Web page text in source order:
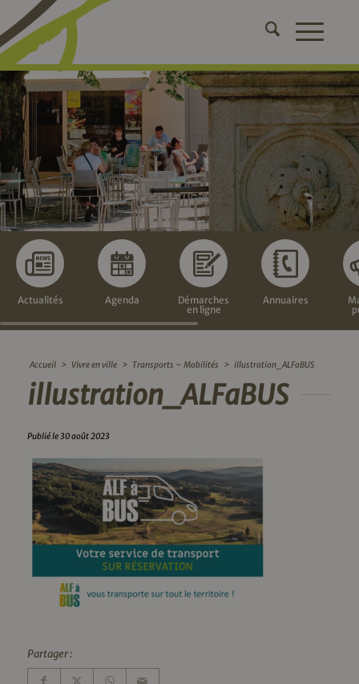
Actualités Agenda
Démarches
en ligne
Annuaires
Accueil > Vivre en ville > Transports – Mobilités > illustration_ALFaBUS
illustration_ALFaBUS
Publié le 30 août 2023
Partager :